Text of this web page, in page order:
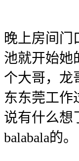
晚上房间门
池就开始她
个大哥，龙
东东莞工作
说有什么想
balabala的。